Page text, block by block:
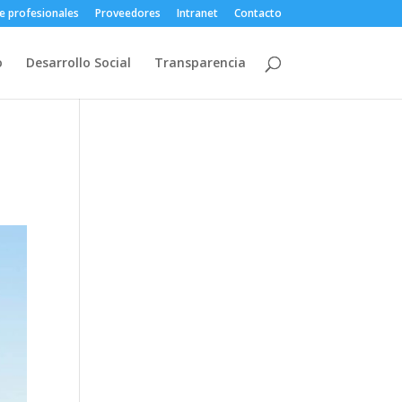
profesionales Proveedores Intranet Contacto
Desarrollo Social Transparencia